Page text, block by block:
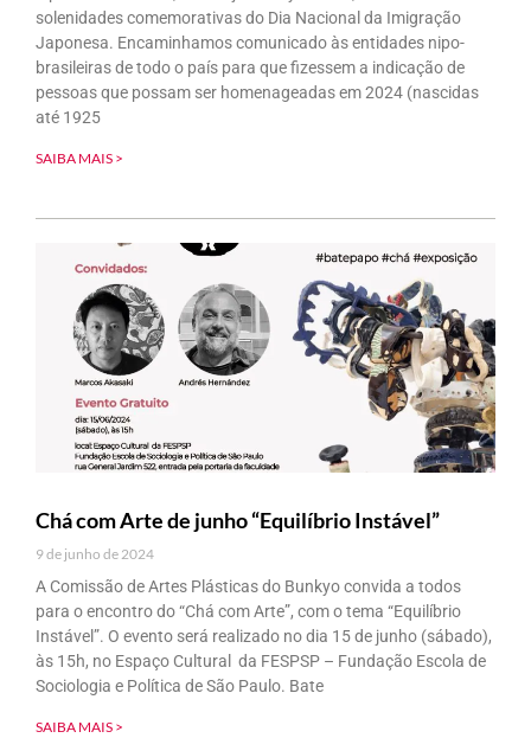
solenidades comemorativas do Dia Nacional da Imigração
Japonesa. Encaminhamos comunicado às entidades nipo-
brasileiras de todo o país para que fizessem a indicação de
pessoas que possam ser homenageadas em 2024 (nascidas
até 1925
SAIBA MAIS >
Chá com Arte de junho “Equilíbrio Instável”
9 de junho de 2024
A Comissão de Artes Plásticas do Bunkyo convida a todos
para o encontro do “Chá com Arte”, com o tema “Equilíbrio
Instável”. O evento será realizado no dia 15 de junho (sábado),
às 15h, no Espaço Cultural da FESPSP – Fundação Escola de
Sociologia e Política de São Paulo. Bate
SAIBA MAIS >